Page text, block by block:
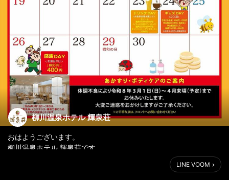
柳川温泉ホテル 輝泉荘
おはようございます。
柳川温泉ホテル 輝泉荘です。
平素は格別のご愛顧を賜り、皆様には厚く御礼申し上げます。
LINE VOOM